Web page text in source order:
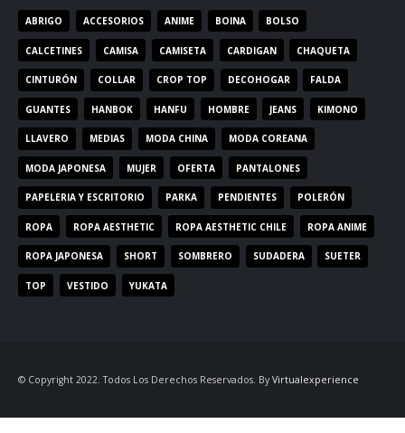
ABRIGO ACCESORIOS ANIME BOINA BOLSO
CALCETINES CAMISA CAMISETA CARDIGAN CHAQUETA
CINTURÓN COLLAR CROP TOP DECOHOGAR FALDA
GUANTES HANBOK HANFU HOMBRE JEANS KIMONO
LLAVERO MEDIAS MODA CHINA MODA COREANA
MODA JAPONESA MUJER OFERTA PANTALONES
PAPELERIA Y ESCRITORIO PARKA PENDIENTES POLERÓN
ROPA ROPA AESTHETIC ROPA AESTHETIC CHILE ROPA ANIME
ROPA JAPONESA SHORT SOMBRERO SUDADERA SUETER
TOP VESTIDO YUKATA
© Copyright 2022. Todos Los Derechos Reservados. By Virtualexperience